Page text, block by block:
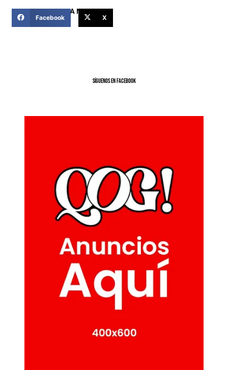
COMPARTIR ESTA NOTICIA
Facebook X
SíGUENOS EN FACEBOOK